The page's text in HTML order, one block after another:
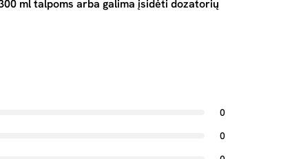
ml talpoms arba galima įsidėti dozatorių
0
0